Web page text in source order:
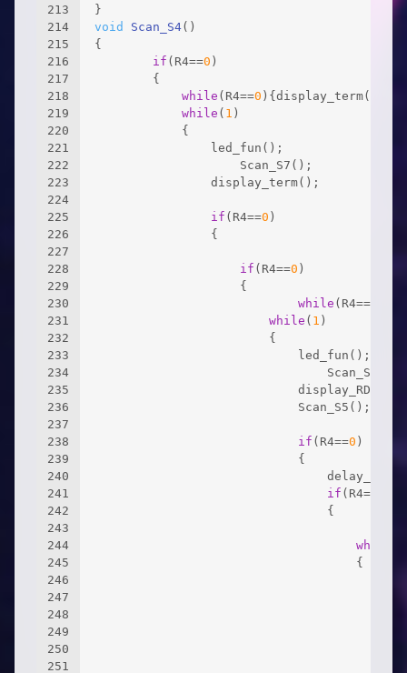
213
214
215
216
217
218
219
220
221
222
223
224
225
226
227
228
229
230
231
232
233
234
235
236
237
238
239
240
241
242
243
244
245
246
247
248
249
250
251
}
void
Scan_S4()
{
if (R4==0 )
		{
while (R4==0 ){display_term();}
while ( 1 )
			{
				led_fun();
					Scan_S7();
				display_term();
if (R4==0 )
				{
if (R4==0 )
					{
while (R4==
while ( 1 )
						{
							led_fun();
								Scan_S7();
							display_RD1();
							Scan_S5();
if (R4==0 )
							{
								delay_ms(
if (R4==
								{
while
									{